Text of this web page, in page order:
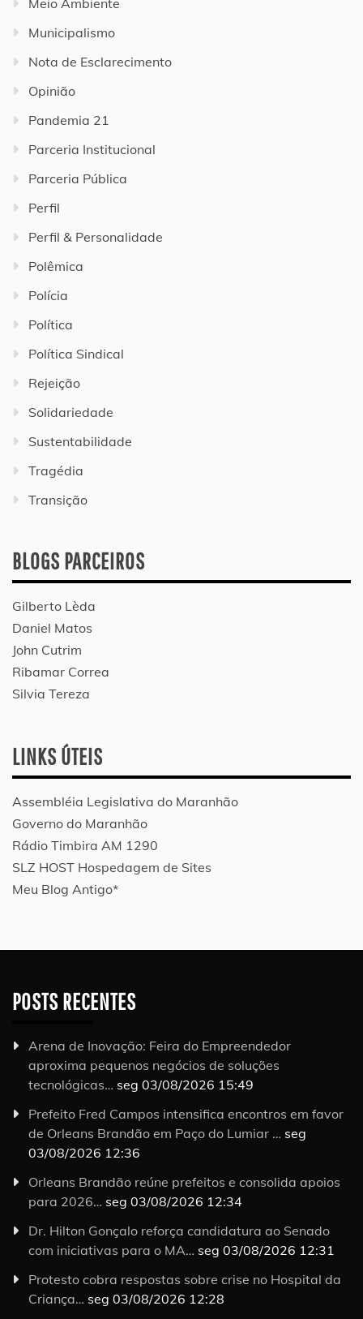
Municipalismo
Nota de Esclarecimento
Opinião
Pandemia 21
Parceria Institucional
Parceria Pública
Perfil
Perfil & Personalidade
Polêmica
Polícia
Política
Política Sindical
Rejeição
Solidariedade
Sustentabilidade
Tragédia
Transição
BLOGS PARCEIROS
Gilberto Lèda
Daniel Matos
John Cutrim
Ribamar Correa
Silvia Tereza
LINKS ÚTEIS
Assembléia Legislativa do Maranhão
Governo do Maranhão
Rádio Timbira AM 1290
SLZ HOST Hospedagem de Sites
Meu Blog Antigo*
POSTS RECENTES
Arena de Inovação: Feira do Empreendedor
aproxima pequenos negócios de soluções
tecnológicas… seg 03/08/2026 15:49
Prefeito Fred Campos intensifica encontros em favor
de Orleans Brandão em Paço do Lumiar … seg
03/08/2026 12:36
Orleans Brandão reúne prefeitos e consolida apoios
para 2026… seg 03/08/2026 12:34
Dr. Hilton Gonçalo reforça candidatura ao Senado
com iniciativas para o MA… seg 03/08/2026 12:31
Protesto cobra respostas sobre crise no Hospital da
Criança… seg 03/08/2026 12:28